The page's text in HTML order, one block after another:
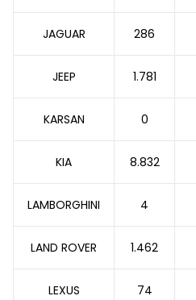
JAGUAR 286
JEEP 1.781
KARSAN 0
KIA 8.832
LAMBORGHINI 4
LAND ROVER 1.462
LEXUS 74